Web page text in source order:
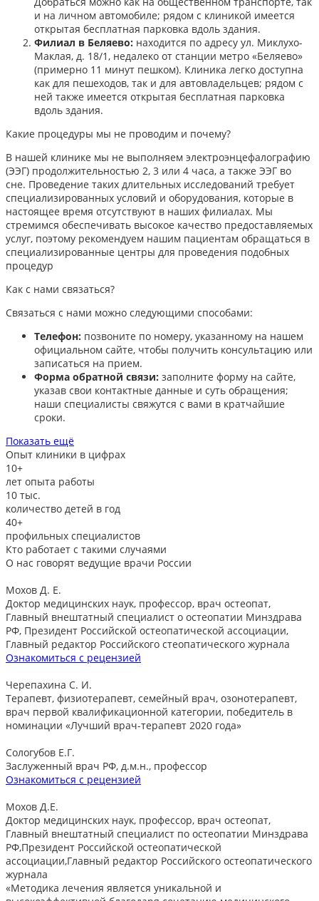
и на личном автомобиле; рядом с клиникой имеется
открытая бесплатная парковка вдоль здания.
Филиал в Беляево: находится по адресу ул. Миклухо-
Маклая, д. 18/1, недалеко от станции метро «Беляево»
(примерно 11 минут пешком). Клиника легко доступна
как для пешеходов, так и для автовладельцев; рядом с
ней также имеется открытая бесплатная парковка
вдоль здания.
Какие процедуры мы не проводим и почему?
В нашей клинике мы не выполняем электроэнцефалографию
(ЭЭГ) продолжительностью 2, 3 или 4 часа, а также ЭЭГ во
сне. Проведение таких длительных исследований требует
специализированных условий и оборудования, которые в
настоящее время отсутствуют в наших филиалах. Мы
стремимся обеспечивать высокое качество предоставляемых
услуг, поэтому рекомендуем нашим пациентам обращаться в
специализированные центры для проведения подобных
процедур
Как с нами связаться?
Связаться с нами можно следующими способами:​
Телефон: позвоните по номеру, указанному на нашем
официальном сайте, чтобы получить консультацию или
записаться на прием.​
Форма обратной связи: заполните форму на сайте,
указав свои контактные данные и суть обращения;
наши специалисты свяжутся с вами в кратчайшие
сроки.​
Показать ещё
Опыт клиники в цифрах
10+
лет опыта работы
10 тыс.
количество детей в год
40+
профильных специалистов
Кто работает с такими случаями
О нас говорят ведущие врачи России
Мохов Д. Е.
Доктор медицинских наук, профессор, врач остеопат,
Главный внештатный специалист о остеопатии Минздрава
РФ, Президент Российской остеопатической ассоциации,
Главный редактор Российского стеопатического журнала
Ознакомиться с рецензией
Черепахина С. И.
Терапевт, физиотерапевт, семейный врач, озонотерапевт,
врач первой квалификационной категории, победитель в
номинации «Лучший врач-терапевт 2020 года»
Сологубов Е.Г.
Заслуженный врач РФ, д.м.н., профессор
Ознакомиться с рецензией
Мохов Д.Е.
Доктор медицинских наук, профессор, врач остеопат,
Главный внештатный специалист по остеопатии Минздрава
РФ,Президент Российской остеопатической
ассоциации,Главный редактор Российского остеопатического
журнала
«Методика лечения является уникальной и